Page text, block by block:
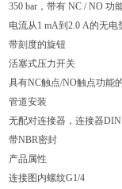
350 bar，带有 NC / NO 功
电流从1 mA到2.0 A的无
带刻度的旋钮
活塞式压力开关
具有NC触点/NO触点功能
管道安装
无配对连接器，连接器DIN
带NBR密封
产品属性
连接图 内螺纹G1/4